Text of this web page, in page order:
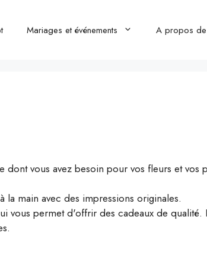
Mariages et événements A propos
dont vous avez besoin pour vos fleurs et vos
la main avec des impressions originales.
vous permet d'offrir des cadeaux de